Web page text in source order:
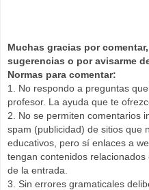
Muchas gracias por
sugerencias o por avisarme
Normas para comentar:
1. No respondo a preguntas
profesor. La ayuda que te
2. No se permiten comentarios
spam (publicidad) de sitios que
educativos, pero sí enlaces a
tengan contenidos relacionados
de la entrada.
3. Sin errores gramaticales